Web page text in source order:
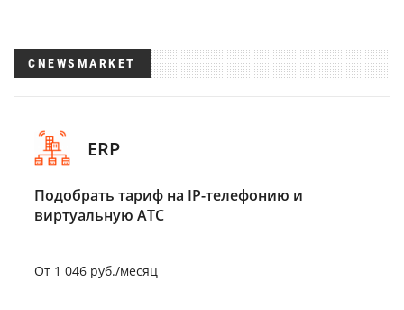
CNEWSMARKET
ERP
Подобрать тариф на IP-телефонию и
виртуальную АТС
От 1 046 руб./месяц